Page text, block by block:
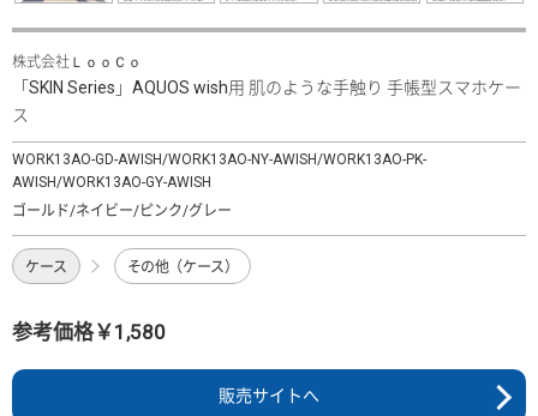
株式会社ＬｏｏＣｏ
「SKIN Series」AQUOS wish用 肌のような手触り 手帳型スマホケー
ス
WORK13AO-GD-AWISH/WORK13AO-NY-AWISH/WORK13AO-PK-
AWISH/WORK13AO-GY-AWISH
ゴールド/ネイビー/ピンク/グレー
ケース その他（ケース）
参考価格￥1,580
販売サイトへ